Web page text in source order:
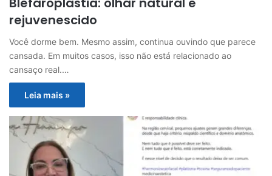
rejuvenescido
Você dorme bem. Mesmo assim, continua ouvindo que parece
cansada. Em muitos casos, isso não está relacionado ao
cansaço real.…
Leia mais »